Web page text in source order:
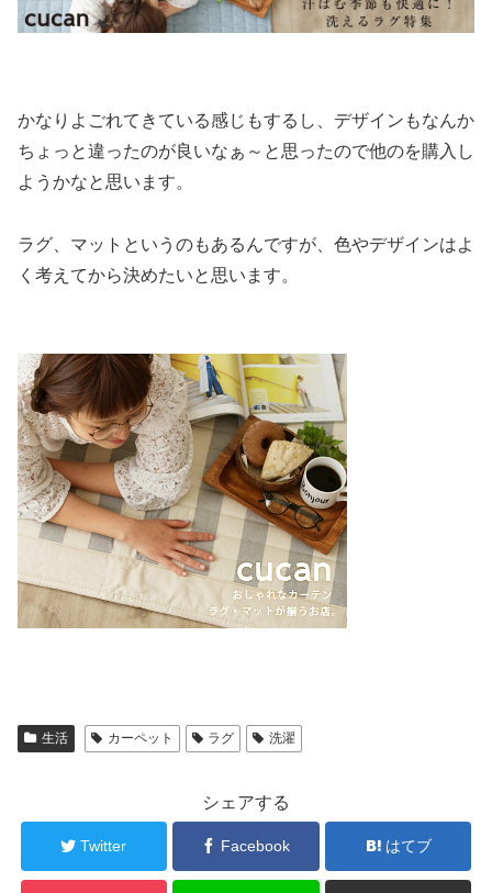
かなりよごれてきている感じもするし、デザインもなんか
ちょっと違ったのが良いなぁ～と思ったので他のを購入し
ようかなと思います。
ラグ、マットというのもあるんですが、色やデザインはよ
く考えてから決めたいと思います。
生活 カーペット ラグ 洗濯
シェアする
Twitter Facebook はてブ